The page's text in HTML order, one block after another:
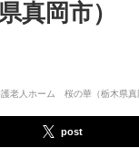
真岡市）
post